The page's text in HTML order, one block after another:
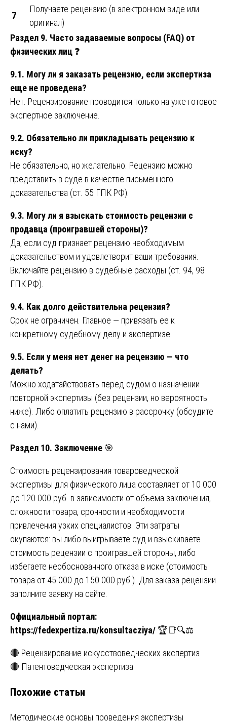
7
Получаете рецензию (в электронном виде или
оригинал)
Раздел 9. Часто задаваемые вопросы (FAQ) от
физических лиц ❓
9.1. Могу ли я заказать рецензию, если экспертиза
еще не проведена?
Нет. Рецензирование проводится только на уже готовое
экспертное заключение.
9.2. Обязательно ли прикладывать рецензию к
иску?
Не обязательно, но желательно. Рецензию можно
представить в суде в качестве письменного
доказательства (ст. 55 ГПК РФ).
9.3. Могу ли я взыскать стоимость рецензии с
продавца (проигравшей стороны)?
Да, если суд признает рецензию необходимым
доказательством и удовлетворит ваши требования.
Включайте рецензию в судебные расходы (ст. 94, 98
ГПК РФ).
9.4. Как долго действительна рецензия?
Срок не ограничен. Главное — привязать ее к
конкретному судебному делу и экспертизе.
9.5. Если у меня нет денег на рецензию — что
делать?
Можно ходатайствовать перед судом о назначении
повторной экспертизы (без рецензии, но вероятность
ниже). Либо оплатить рецензию в рассрочку (обсудите
с нами).
Раздел 10. Заключение 🎯
Стоимость рецензирования товароведческой
экспертизы для физического лица составляет от 10 000
до 120 000 руб. в зависимости от объема заключения,
сложности товара, срочности и необходимости
привлечения узких специалистов. Эти затраты
окупаются: вы либо выигрываете суд и взыскиваете
стоимость рецензии с проигравшей стороны, либо
избегаете необоснованного отказа в иске (стоимость
товара от 45 000 до 150 000 руб.). Для заказа рецензии
заполните заявку на сайте.
Официальный портал:
https://fedexpertiza.ru/konsultacziya/ 🏆📑🔍⚖️
Навигация
по
записям
🔴 Рецензирование искусствоведческих экспертиз
🔴 Патентоведческая экспертиза
Похожие статьи
Методические основы проведения экспертизы